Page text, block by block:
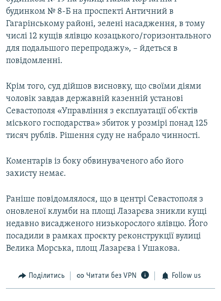
будинком № 8-Б на проспекті Античний в
Гагарінському районі, зелені насадження, в тому
числі 12 кущів ялівцю козацького/горизонтального
для подальшого перепродажу», – йдеться в
повідомленні.
Крім того, суд дійшов висновку, що своїми діями
чоловік завдав державній казенній установі
Севастополя «Управління з експлуатації об'єктів
міського господарства» збиток у розмірі понад 125
тисяч рублів. Рішення суду не набрало чинності.
Коментарів із боку обвинуваченого або його
захисту немає.
Раніше повідомлялося, що в центрі Севастополя з
оновленої клумби на площі Лазарєва зникли кущі
недавно висадженого низькорослого ялівцю. Його
посадили в рамках проєкту реконструкції вулиці
Велика Морська, площ Лазарєва і Ушакова.
Поділитись Читати без VPN Follow us